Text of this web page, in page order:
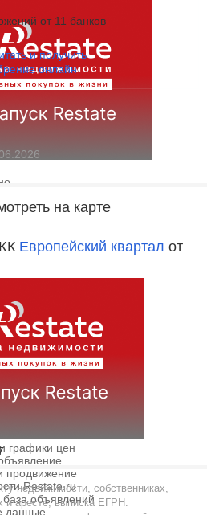
графики цен
продвижение
Restate.ru
база объявлений
данные
от 11 банков
и получить
онлайн
на карте
Европейский квартал от
недвижимости, собственниках,
и аресте, выписка ЕГРН.